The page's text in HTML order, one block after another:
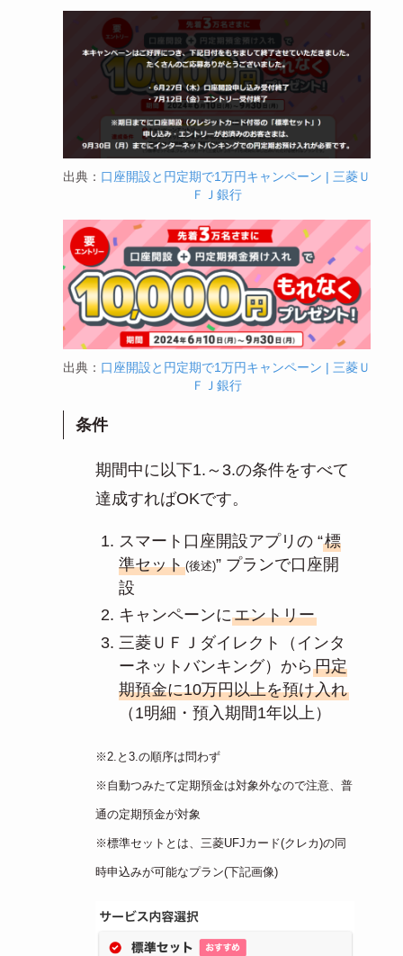
出典： 口座開設と円定期で1万円キャンペーン | 三菱Ｕ
ＦＪ銀行
出典： 口座開設と円定期で1万円キャンペーン | 三菱Ｕ
ＦＪ銀行
条件
期間中に以下1.～3.の条件をすべて
達成すればOKです。
スマート口座開設アプリの “標
準セット(後述)” プランで口座開
設
キャンペーンにエントリー
三菱ＵＦＪダイレクト（インタ
ーネットバンキング）から円定
期預金に10万円以上を預け入れ
（1明細・預入期間1年以上）
※2.と3.の順序は問わず
※自動つみたて定期預金は対象外なので注意、普
通の定期預金が対象
※標準セットとは、三菱UFJカード(クレカ)の同
時申込みが可能なプラン(下記画像)